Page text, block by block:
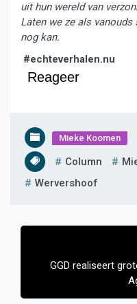
uit hun wereld van
Laten we ze als
nog kan.
#echteverhalen.nu
Reageer
Mieke Koomen
Column
Wervershoof
Bericht
GGD realiseert